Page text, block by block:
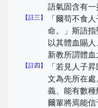
語氣固含有一
【註三】
「爾苟不食
命。」斯語指
以其體血賜
新教所謂體血
【註四】
「若見人子
文為先所在
義、能有數種
爾輩將焉能